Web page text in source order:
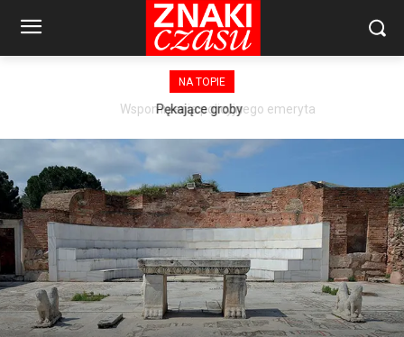
NA TOPIE
Wspomnienia policyjnego emeryta